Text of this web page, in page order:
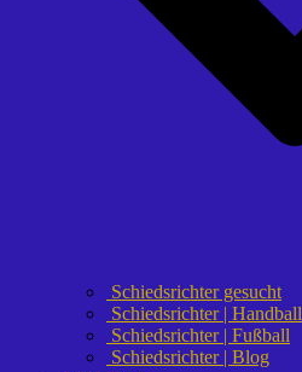
Schiedsrichter gesucht
Schiedsrichter | Handball
Schiedsrichter | Fußball
Schiedsrichter | Blog